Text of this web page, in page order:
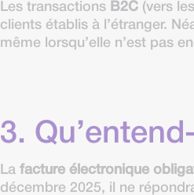
Les transactions B2C (vers
clients établis à l’étranger.
même lorsqu’elle n’est pas
3.
Lafacture électronique
décembre 2025, il ne